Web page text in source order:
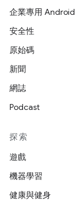
企業專用 Android
安全性
原始碼
新聞
網誌
Podcast
探索
遊戲
機器學習
健康與健身